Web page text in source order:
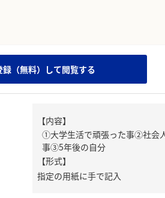
録（無料）して閲覧する
【内容】
①大学生活で頑張った事②社会
事③5年後の自分
【形式】
指定の用紙に手で記入